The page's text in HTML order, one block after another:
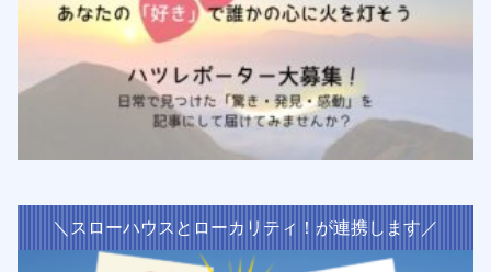
＼スローハウスとローカリティ！が連携します／